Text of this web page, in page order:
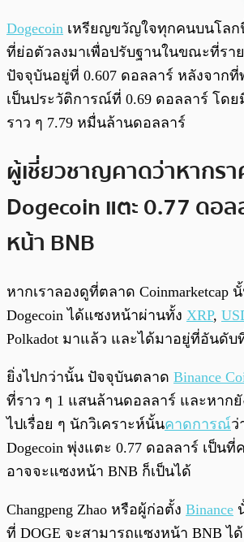
พร้อมเล่น
Dogecoin เหรียญขวัญใจทุกคนบนโลก
ที่ย่อตัวลงมาเพื่อปรับฐานในขณะที่รา
ปัจจุบันอยู่ที่ 0.607 ดอลลาร์ หลังจาก
เป็นประวัติการณ์ที่ 0.69 ดอลลาร์ โด
ราว ๆ 7.79 หมื่นล้านดอลลาร์
ผู้เชี่ยวชาญคาดว่าหากรา
Dogecoin แตะ 0.77 ดอล
หน้า BNB
หากเราลองดูที่ตลาด Coinmarketcap
Dogecoin ได้แซงหน้าผ่านทั้ง XRP,
Polkadot มาแล้ว และได้มาอยู่ที่อันดับ
ยิ่งไปกว่านั้น ปัจจุบันตลาด Binance
ที่ราว ๆ 1 แสนล้านดอลลาร์ และหาก
ไปเรื่อย ๆ นักวิเคราะห์นั้นคาดการณ์ว่
Dogecoin พุ่งแตะ 0.77 ดอลลาร์ เป็น
อาจจะแซงหน้า BNB ก็เป็นได้
Changpeng Zhao หรือผู้ก่อตั้ง Binance
ที่ DOGE จะสามารถแซงหน้า BNB